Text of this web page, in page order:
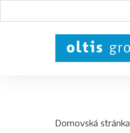
Domovská stránka